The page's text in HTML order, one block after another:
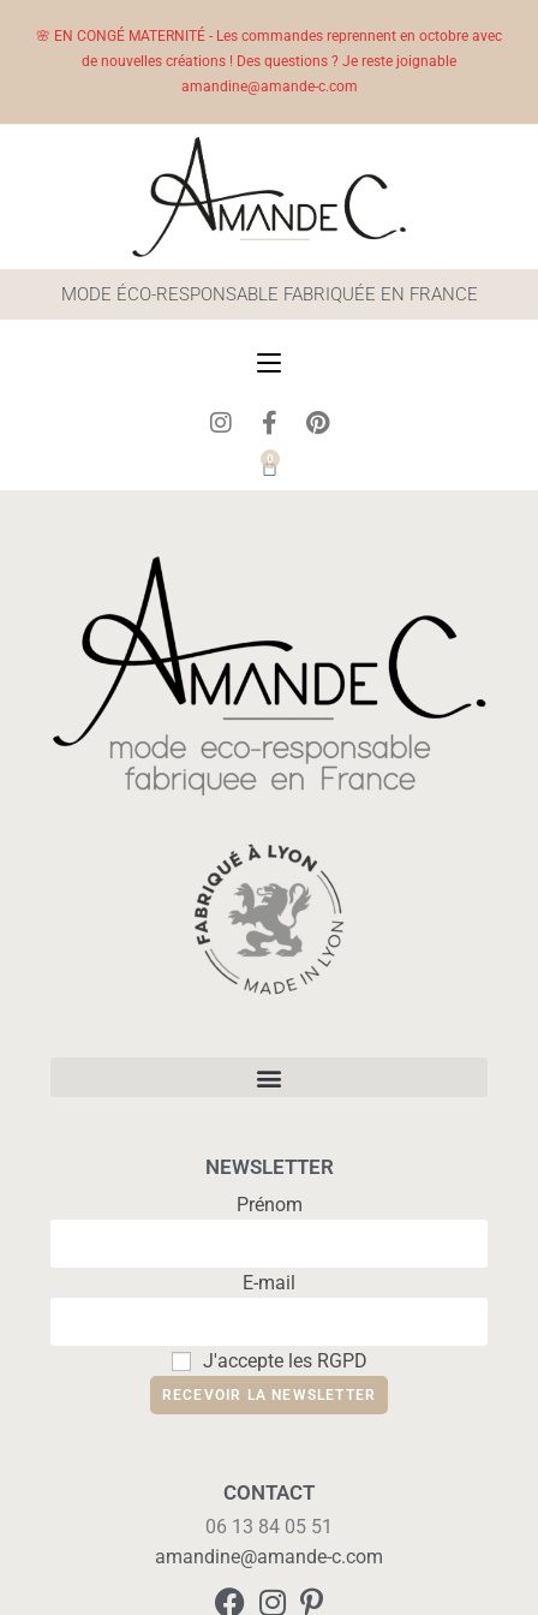
🌸 EN CONGÉ MATERNITÉ - Les commandes reprennent en octobre avec
de nouvelles créations ! Des questions ? Je reste joignable
amandine@amande-c.com
MODE ÉCO-RESPONSABLE FABRIQUÉE EN FRANCE
0
NEWSLETTER
Prénom
E-mail
J'accepte les RGPD
CONTACT
06 13 84 05 51
amandine@amande-c.com